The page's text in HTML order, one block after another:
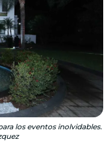
los eventos inolvidables.